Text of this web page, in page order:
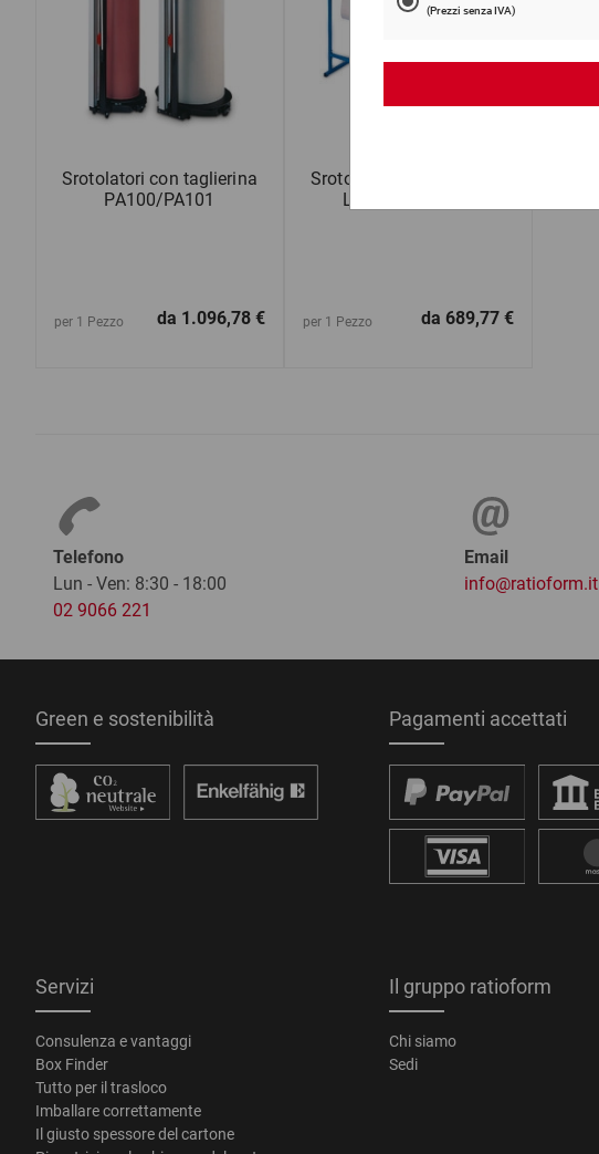
Srotolatori con taglierina
PA100/PA101
per 1 Pezzo da 1.096,78 €
Srotolatori con taglierina
LA1000/LA1001
per 1 Pezzo da 689,77 €
Telefono
Lun - Ven: 8:30 - 18:00
02 9066 221
Email
info@ratioform.it
Green e sostenibilità Pagamenti accettati
Servizi
Consulenza e vantaggi
Box Finder
Tutto per il trasloco
Imballare correttamente
Il giusto spessore del cartone
Il gruppo ratioform
Chi siamo
Sedi